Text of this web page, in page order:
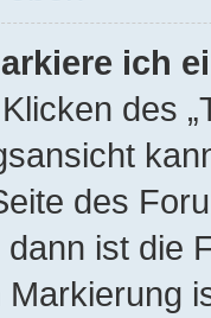
ich
des
des
dann ist die
Markierung